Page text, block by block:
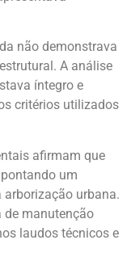
não demonstrava
A análise
íntegro e
critérios utilizados
afirmam que
um
urbana.
de manutenção
laudos técnicos e